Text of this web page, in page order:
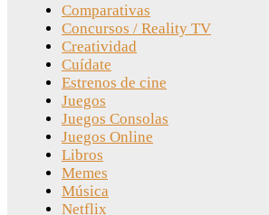
Comparativas
Concursos / Reality TV
Creatividad
Cuídate
Estrenos de cine
Juegos
Juegos Consolas
Juegos Online
Libros
Memes
Música
Netflix